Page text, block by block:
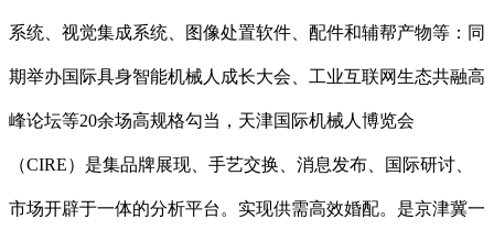
系统、视觉集成系统、图像处置软件、配件和辅帮产物等：同
期举办国际具身智能机械人成长大会、工业互联网生态共融高
峰论坛等20余场高规格勾当，天津国际机械人博览会
（CIRE）是集品牌展现、手艺交换、消息发布、国际研讨、
市场开辟于一体的分析平台。实现供需高效婚配。是京津冀一